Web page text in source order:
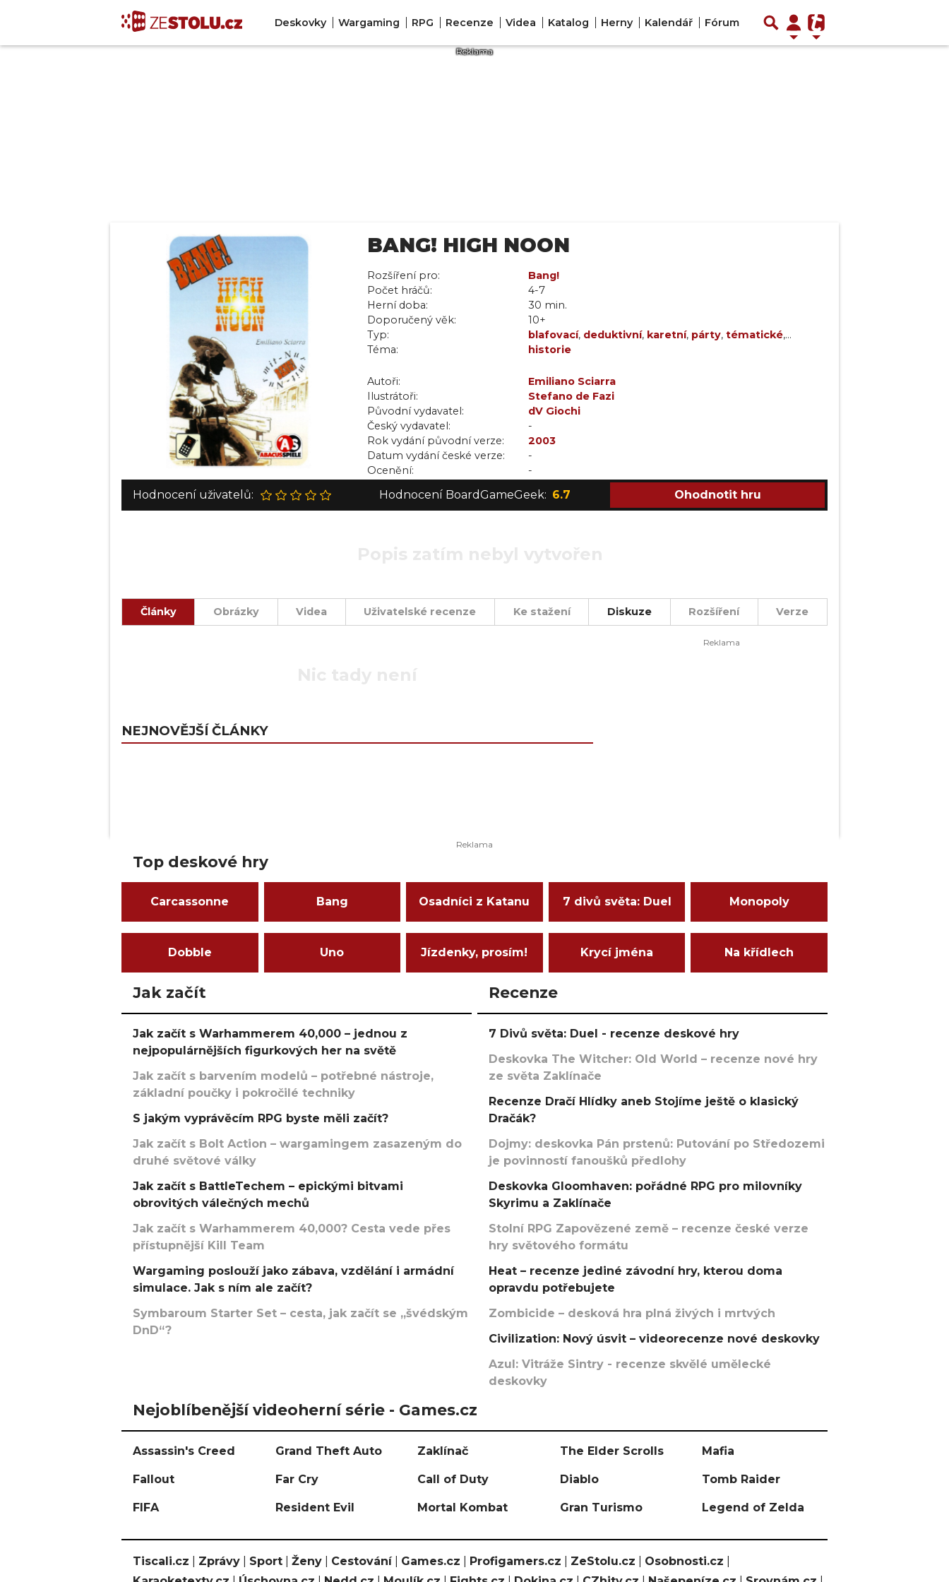
Deskovky Wargaming RPG Recenze Videa Katalog Herny Kalendář Fórum
BANG! HIGH NOON
Rozšíření pro:
Bang!
Počet hráčů:
4-7
Herní doba:
30 min.
Doporučený věk:
10+
Typ:
blafovací, deduktivní, karetní, párty, tématické,
týmová
Téma: historie
Autoři:
Emiliano Sciarra
Ilustrátoři:
Stefano de Fazi
Původní vydavatel:
dV Giochi
Český vydavatel:
-
Rok vydání původní verze:
2003
Datum vydání české verze:
-
Ocenění:
-
Hodnocení uživatelů: Hodnocení BoardGameGeek: 6.7 Ohodnotit hru
Články Obrázky Videa Uživatelské recenze Ke stažení Diskuze Rozšíření Verze
NEJNOVĚJŠÍ ČLÁNKY
Top deskové hry
Carcassonne Bang Osadníci z Katanu 7 divů světa: Duel Monopoly
Dobble Uno Jízdenky, prosím! Krycí jména Na křídlech
Jak začít
Jak začít s Warhammerem 40,000 – jednou z
nejpopulárnějších figurkových her na světě
Jak začít s barvením modelů – potřebné nástroje,
základní poučky i pokročilé techniky
S jakým vyprávěcím RPG byste měli začít?
Jak začít s Bolt Action – wargamingem zasazeným do
druhé světové války
Jak začít s BattleTechem – epickými bitvami
obrovitých válečných mechů
Jak začít s Warhammerem 40,000? Cesta vede přes
přístupnější Kill Team
Wargaming poslouží jako zábava, vzdělání i armádní
simulace. Jak s ním ale začít?
Symbaroum Starter Set – cesta, jak začít se „švédským
DnD“?
Recenze
7 Divů světa: Duel - recenze deskové hry
Deskovka The Witcher: Old World – recenze nové hry
ze světa Zaklínače
Recenze Dračí Hlídky aneb Stojíme ještě o klasický
Dračák?
Dojmy: deskovka Pán prstenů: Putování po Středozemi
je povinností fanoušků předlohy
Deskovka Gloomhaven: pořádné RPG pro milovníky
Skyrimu a Zaklínače
Stolní RPG Zapovězené země – recenze české verze
hry světového formátu
Heat – recenze jediné závodní hry, kterou doma
opravdu potřebujete
Zombicide – desková hra plná živých i mrtvých
Civilization: Nový úsvit – videorecenze nové deskovky
Azul: Vitráže Sintry - recenze skvělé umělecké
deskovky
Nejoblíbenější videoherní série - Games.cz
Assassin's Creed Grand Theft Auto Zaklínač The Elder Scrolls Mafia
Fallout Far Cry Call of Duty Diablo Tomb Raider
FIFA Resident Evil Mortal Kombat Gran Turismo Legend of Zelda
Tiscali.cz Zprávy Sport Ženy Cestování| Games.cz Profigamers.cz ZeStolu.cz Osobnosti.cz